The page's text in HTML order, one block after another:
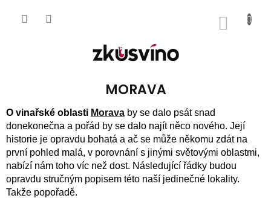
MORAVA
O vinařské oblasti Morava by se dalo psát snad
donekonečna a pořád by se dalo najít něco nového. Její
historie je opravdu bohatá a ač se může někomu zdát na
první pohled malá, v porovnání s jinými světovými oblastmi,
nabízí nám toho víc než dost. Následující řádky budou
opravdu stručným popisem této naší jedinečné lokality.
Takže popořadě.